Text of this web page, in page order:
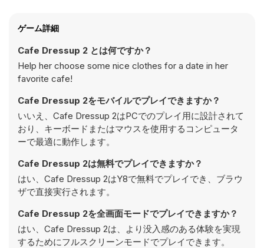
ゲーム詳細
Cafe Dressup 2 とは何ですか？
Help her choose some nice clothes for a date in her
favorite cafe!
Cafe Dressup 2をモバイルでプレイできますか？
いいえ、Cafe Dressup 2はPCでのプレイ用に設計されて
おり、キーボードまたはマウスを使用するコンピュータ
ーで最適に動作します。
Cafe Dressup 2は無料でプレイできますか？
はい、Cafe Dressup 2はY8で無料でプレイでき、ブラウ
ザで直接実行されます。
Cafe Dressup 2を全画面モードでプレイできますか？
はい、Cafe Dressup 2は、より没入感のある体験を実現
するためにフルスクリーンモードでプレイできます。